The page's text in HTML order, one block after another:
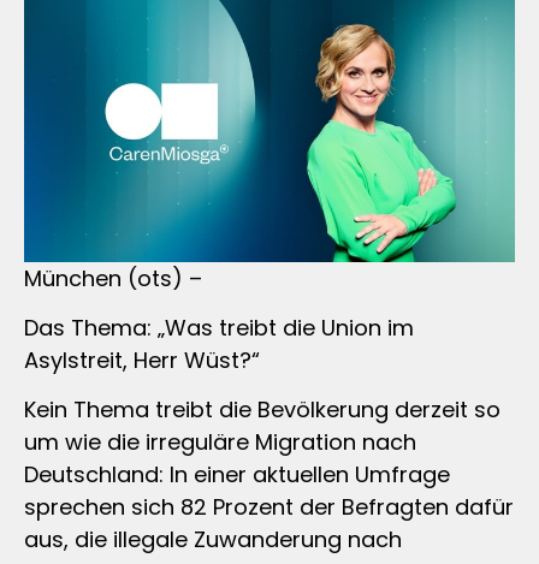
München (ots) –
Das Thema: „Was treibt die Union im
Asylstreit, Herr Wüst?“
Kein Thema treibt die Bevölkerung derzeit so
um wie die irreguläre Migration nach
Deutschland: In einer aktuellen Umfrage
sprechen sich 82 Prozent der Befragten dafür
aus, die illegale Zuwanderung nach